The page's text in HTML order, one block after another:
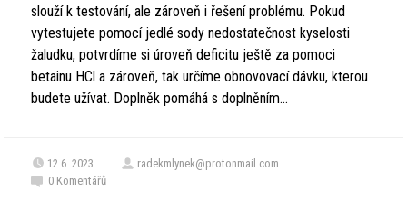
slouží k testování, ale zároveň i řešení problému. Pokud
vytestujete pomocí jedlé sody nedostatečnost kyselosti
žaludku, potvrdíme si úroveň deficitu ještě za pomoci
betainu HCl a zároveň, tak určíme obnovovací dávku, kterou
budete užívat. Doplněk pomáhá s doplněním...
12.6. 2023
radekmlynek@protonmail.com
0 Komentářů